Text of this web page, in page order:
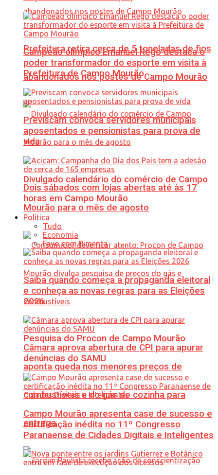
Prefeitura retira cerca de 5 toneladas de fios
abandonados nos postes de Campo Mourão
Divulgado calendário do comércio de Campo
Mourão para o mês de agosto
Pesquisa do Procon de Campo Mourão
aponta queda nos menores preços de
combustíveis e do gás de cozinha para
entrega
Campeão olímpico Emanuel Rego destaca o
poder transformador do esporte em visita à
Prefeitura de Campo Mourão
Previscam convoca servidores municipais
aposentados e pensionistas para prova de
vida
Dois sábados com lojas abertas até às 17
horas em Campo Mourão
Política
Tudo
Economia
Favo com Pimenta
Saiba quando começa a propaganda eleitoral
e conheça as novas regras para as Eleições
2026
Câmara aprova abertura de CPI para apurar
denúncias do SAMU
Campo Mourão apresenta case de sucesso e
certificação inédita no 11º Congresso
Paranaense de Cidades Digitais e Inteligentes